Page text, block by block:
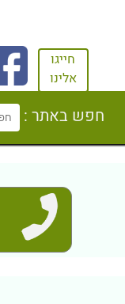
חייגו
אלינו
חפש באתר :